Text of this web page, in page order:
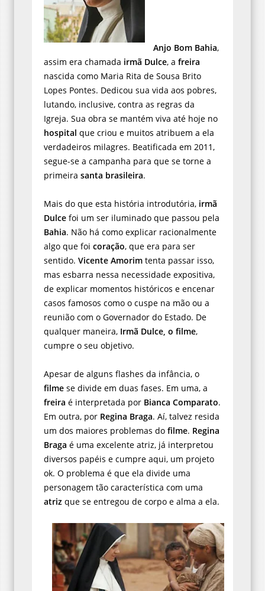
Anjo Bom Bahia,
assim era chamada irmã Dulce, a freira
nascida como Maria Rita de Sousa Brito
Lopes Pontes. Dedicou sua vida aos pobres,
lutando, inclusive, contra as regras da
Igreja. Sua obra se mantém viva até hoje no
hospital que criou e muitos atribuem a ela
verdadeiros milagres. Beatificada em 2011,
segue-se a campanha para que se torne a
primeira santa brasileira.
Mais do que esta história introdutória, irmã
Dulce foi um ser iluminado que passou pela
Bahia. Não há como explicar racionalmente
algo que foi coração, que era para ser
sentido. Vicente Amorim tenta passar isso,
mas esbarra nessa necessidade expositiva,
de explicar momentos históricos e encenar
casos famosos como o cuspe na mão ou a
reunião com o Governador do Estado. De
qualquer maneira, Irmã Dulce, o filme,
cumpre o seu objetivo.
Apesar de alguns flashes da infância, o
filme se divide em duas fases. Em uma, a
freira é interpretada por Bianca Comparato.
Em outra, por Regina Braga. Aí, talvez resida
um dos maiores problemas do filme. Regina
Braga é uma excelente atriz, já interpretou
diversos papéis e cumpre aqui, um projeto
ok. O problema é que ela divide uma
personagem tão característica com uma
atriz que se entregou de corpo e alma a ela.